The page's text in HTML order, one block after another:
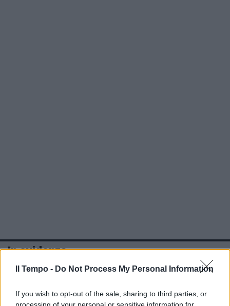
Il Tempo - Do Not Process My Personal Information
If you wish to opt-out of the sale, sharing to third parties, or
In evidenza